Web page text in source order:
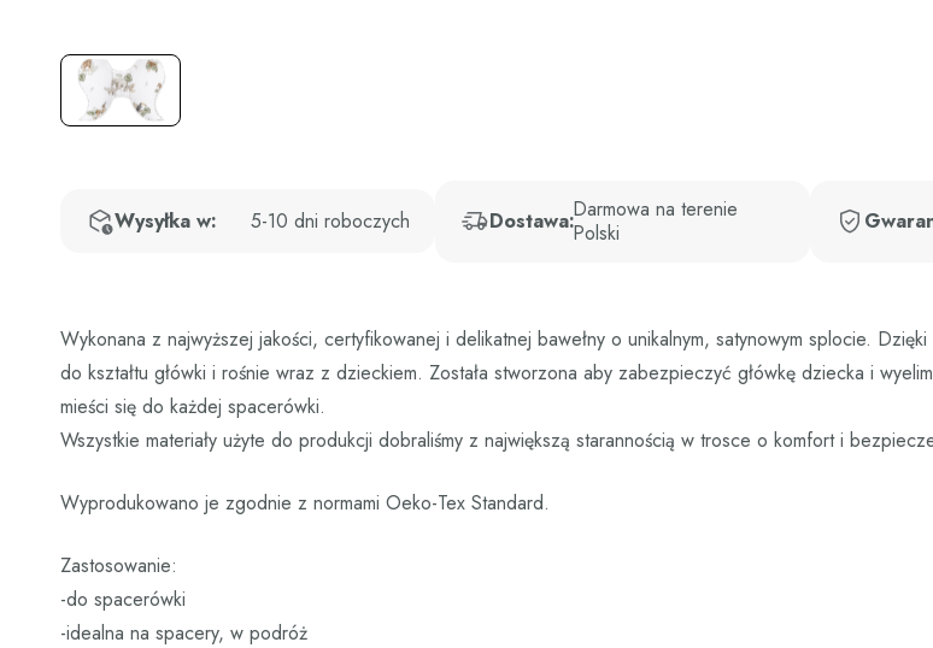
Wysyłka w: 5-10 dni roboczych Dostawa:Darmowa na terenie
Polski
Wykonana z najwyższej jakości, certyfikowanej i delikatnej bawełny o unikalnym, satynowym splocie.
do kształtu główki i rośnie wraz z dzieckiem. Została stworzona aby zabezpieczyć główkę dziecka i
mieści się do każdej spacerówki.
Wszystkie materiały użyte do produkcji dobraliśmy z największą starannością w trosce o komfort i
Wyprodukowano je zgodnie z normami Oeko-Tex Standard.
Zastosowanie:
-do spacerówki
-idealna na spacery, w podróż